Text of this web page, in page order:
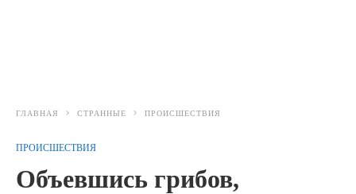
ГЛАВНАЯ СТРАННЫЕ ПРОИСШЕСТВИЯ
ПРОИСШЕСТВИЯ
Объевшись грибов,